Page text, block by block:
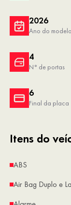
4
N° de portas
2026
Ano do modelo
6
Final da placa
Itens do
ABS
Air Bag Duplo e